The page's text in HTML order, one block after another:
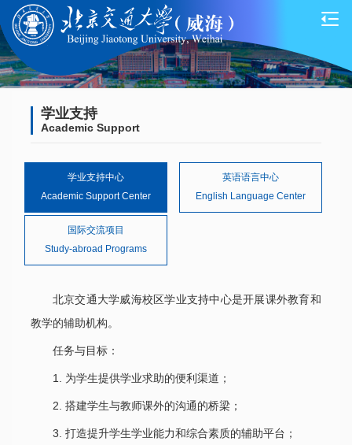
学业支持
Academic Support
学业支持中心
Academic Support Center
英语语言中心
English Language Center
国际交流项目
Study-abroad Programs
北京交通大学威海校区学业支持中心是开展课外教育和
教学的辅助机构。
任务与目标：
1. 为学生提供学业求助的便利渠道；
2. 搭建学生与教师课外的沟通的桥梁；
3. 打造提升学生学业能力和综合素质的辅助平台；